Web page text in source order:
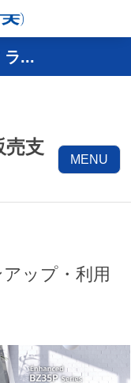
ラ...
売支
MENU
ップ・利用